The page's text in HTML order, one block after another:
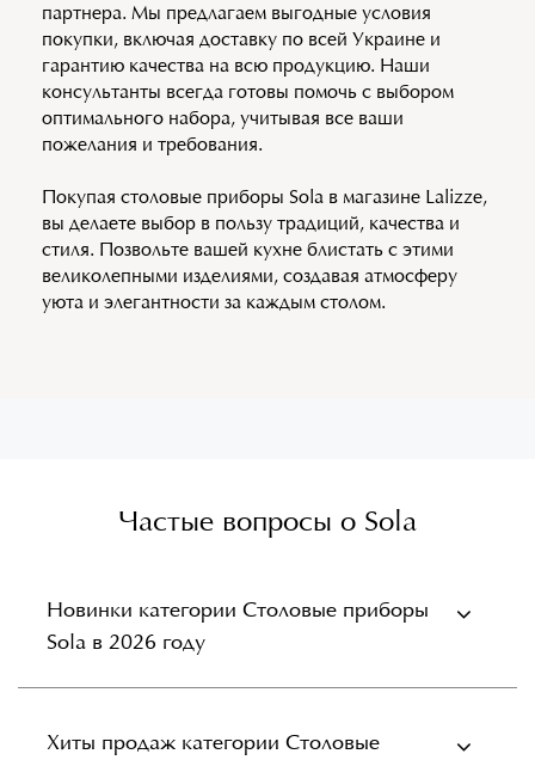
партнера. Мы предлагаем выгодные условия
покупки, включая доставку по всей Украине и
гарантию качества на всю продукцию. Наши
консультанты всегда готовы помочь с выбором
оптимального набора, учитывая все ваши
пожелания и требования.
Покупая столовые приборы Sola в магазине Lalizze,
вы делаете выбор в пользу традиций, качества и
стиля. Позвольте вашей кухне блистать с этими
великолепными изделиями, создавая атмосферу
уюта и элегантности за каждым столом.
Частые вопросы о Sola
Новинки категории Столовые приборы
Sola в 2026 году
Хиты продаж категории Столовые